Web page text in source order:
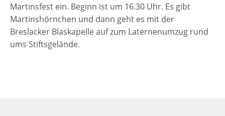
Martinsfest ein. Beginn ist um 16.30 Uhr. Es gibt
Martinshörnchen und dann geht es mit der
Breslacker Blaskapelle auf zum Laternenumzug rund
ums Stiftsgelände.